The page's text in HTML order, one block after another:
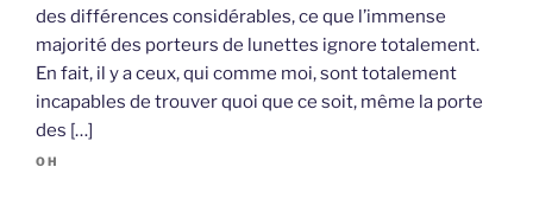
des différences considérables, ce que l’immense
majorité des porteurs de lunettes ignore totalement.
En fait, il y a ceux, qui comme moi, sont totalement
incapables de trouver quoi que ce soit, même la porte
des […]
OH